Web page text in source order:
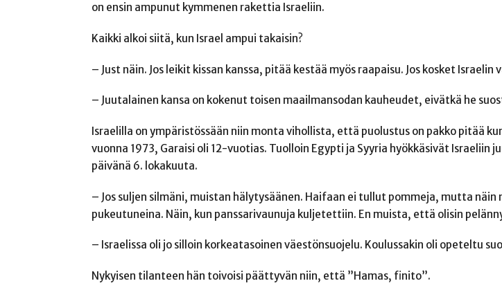
on ensin ampunut kymmenen rakettia Israeliin.
Kaikki alkoi siitä, kun Israel ampui takaisin?
– Just näin. Jos leikit kissan kanssa, pitää kestää myös raapaisu. Jos kosket Israelin
– Juutalainen kansa on kokenut toisen maailmansodan kauheudet, eivätkä he
Israelilla on ympäristössään niin monta vihollista, että puolustus on pakko pitää
vuonna 1973, Garaisi oli 12-vuotias. Tuolloin Egypti ja Syyria hyökkäsivät Israeliin
päivänä 6. lokakuuta.
– Jos suljen silmäni, muistan hälytysäänen. Haifaan ei tullut pommeja, mutta näin
pukeutuneina. Näin, kun panssarivaunuja kuljetettiin. En muista, että olisin
– Israelissa oli jo silloin korkeatasoinen väestönsuojelu. Koulussakin oli opeteltu
Nykyisen tilanteen hän toivoisi päättyvän niin, että ”Hamas, finito”.